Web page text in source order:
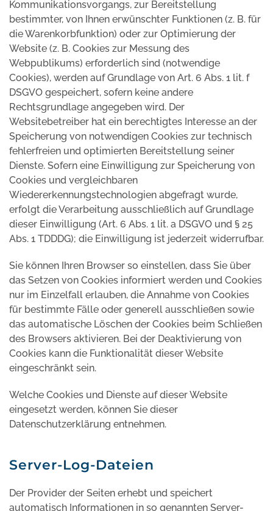
Kommunikationsvorgangs, zur Bereitstellung
bestimmter, von Ihnen erwünschter Funktionen (z. B. für
die Warenkorbfunktion) oder zur Optimierung der
Website (z. B. Cookies zur Messung des
Webpublikums) erforderlich sind (notwendige
Cookies), werden auf Grundlage von Art. 6 Abs. 1 lit. f
DSGVO gespeichert, sofern keine andere
Rechtsgrundlage angegeben wird. Der
Websitebetreiber hat ein berechtigtes Interesse an der
Speicherung von notwendigen Cookies zur technisch
fehlerfreien und optimierten Bereitstellung seiner
Dienste. Sofern eine Einwilligung zur Speicherung von
Cookies und vergleichbaren
Wiedererkennungstechnologien abgefragt wurde,
erfolgt die Verarbeitung ausschließlich auf Grundlage
dieser Einwilligung (Art. 6 Abs. 1 lit. a DSGVO und § 25
Abs. 1 TDDDG); die Einwilligung ist jederzeit widerrufbar.
Sie können Ihren Browser so einstellen, dass Sie über
das Setzen von Cookies informiert werden und Cookies
nur im Einzelfall erlauben, die Annahme von Cookies
für bestimmte Fälle oder generell ausschließen sowie
das automatische Löschen der Cookies beim Schließen
des Browsers aktivieren. Bei der Deaktivierung von
Cookies kann die Funktionalität dieser Website
eingeschränkt sein.
Welche Cookies und Dienste auf dieser Website
eingesetzt werden, können Sie dieser
Datenschutzerklärung entnehmen.
Server-Log-Dateien
Der Provider der Seiten erhebt und speichert
automatisch Informationen in so genannten Server-